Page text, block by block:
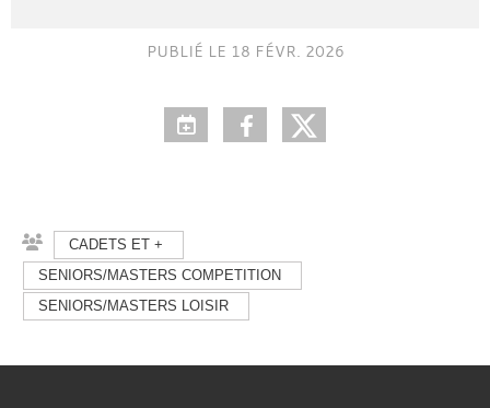
PUBLIÉ LE 18 FÉVR. 2026
CADETS ET +
SENIORS/MASTERS COMPETITION
SENIORS/MASTERS LOISIR